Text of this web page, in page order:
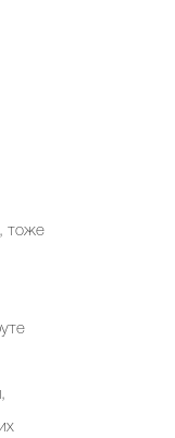
, тоже